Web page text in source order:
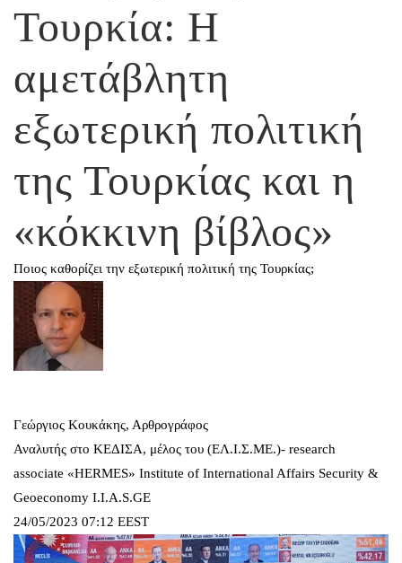
Τουρκία: Η
αμετάβλητη
εξωτερική πολιτική
της Τουρκίας και η
«κόκκινη βίβλος»
Ποιος καθορίζει την εξωτερική πολιτική της Τουρκίας;
Γεώργιος Κουκάκης, Αρθρογράφος
Αναλυτής στο ΚΕΔΙΣΑ, μέλος του (ΕΛ.Ι.Σ.ΜΕ.)- research
associate «HERMES» Institute of International Affairs Security &
Geoeconomy I.I.A.S.GE
24/05/2023 07:12 EEST